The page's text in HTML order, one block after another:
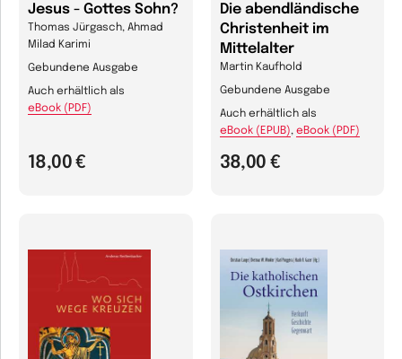
Jesus - Gottes Sohn?
Thomas Jürgasch, Ahmad
Milad Karimi
Gebundene Ausgabe
18,00 €
Auch erhältlich als
eBook (PDF)
Die abendländische
Christenheit im
Mittelalter
Martin Kaufhold
Gebundene Ausgabe
38,00 €
Auch erhältlich als
eBook (EPUB), eBook (PDF)